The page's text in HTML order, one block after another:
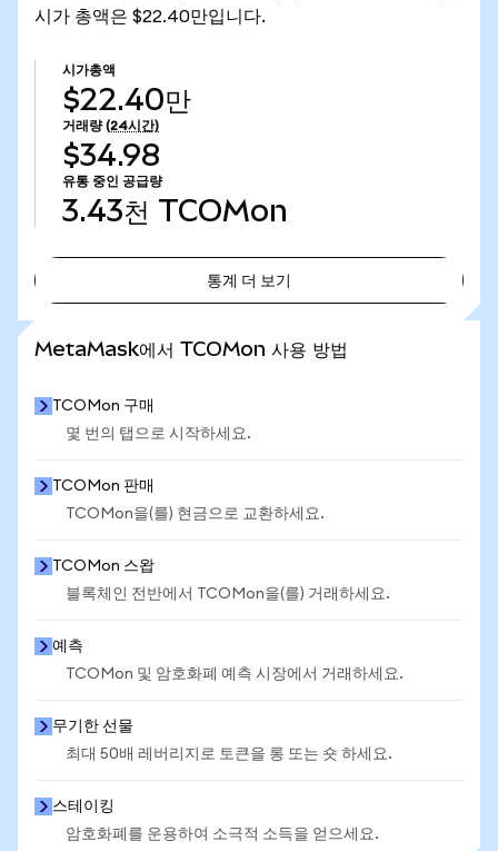
시가 총액은 $22.40만입니다.
시가총액
$22.40만
거래량 (24시간)
$34.98
유통 중인 공급량
3.43천 TCOMon
통계 더 보기
MetaMask에서 TCOMon 사용 방법
TCOMon 구매
몇 번의 탭으로 시작하세요.
TCOMon 판매
TCOMon을(를) 현금으로 교환하세요.
TCOMon 스왑
블록체인 전반에서 TCOMon을(를) 거래하세요.
예측
TCOMon 및 암호화폐 예측 시장에서 거래하세요.
무기한 선물
최대 50배 레버리지로 토큰을 롱 또는 숏 하세요.
스테이킹
암호화폐를 운용하여 소극적 소득을 얻으세요.